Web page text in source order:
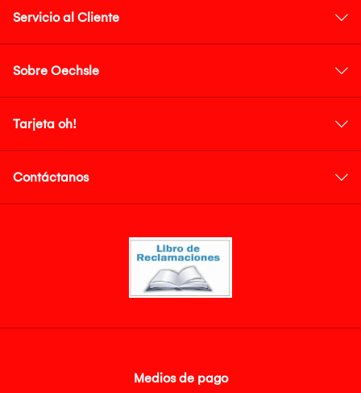
Servicio al Cliente
Sobre Oechsle
Tarjeta oh!
Contáctanos
Medios de pago